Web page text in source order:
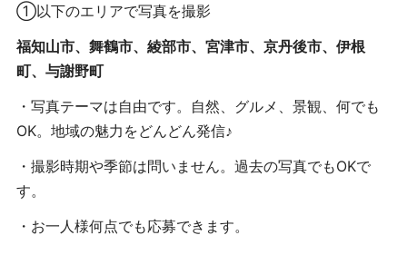
①以下のエリアで写真を撮影
福知山市、舞鶴市、綾部市、宮津市、京丹後市、伊根
町、与謝野町
・写真テーマは自由です。自然、グルメ、景観、何でも
OK。地域の魅力をどんどん発信♪
・撮影時期や季節は問いません。過去の写真でもOKで
す。
・お一人様何点でも応募できます。